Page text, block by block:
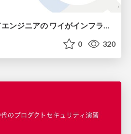
え？フロントエンドエンジニアの ワイがインフラも！？
0 320